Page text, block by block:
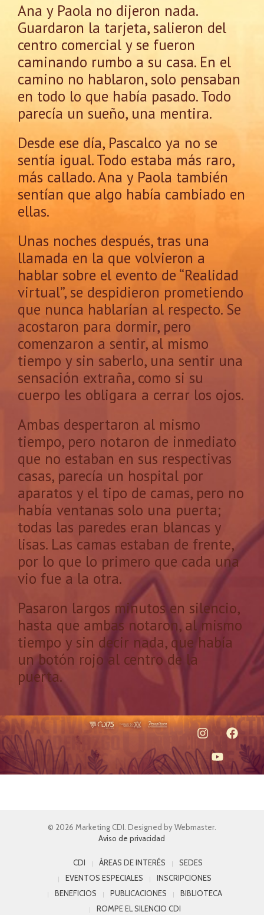
Ana y Paola no dijeron nada.
Guardaron la tarjeta, salieron del
centro comercial y se fueron
caminando rumbo a su casa. En el
camino no hablaron, solo pensaban
en todo lo que había pasado. Todo
parecía un sueño, una mentira.
Desde ese día, Pascalco ya no se
sentía igual. Todo estaba más raro,
más callado. Ana y Paola también
sentían que algo había cambiado en
ellas.
Unas noches después, tras una
llamada en la que volvieron a
hablar sobre el evento de “Realidad
virtual”, se despidieron prometiendo
que nunca hablarían al respecto. Se
acostaron para dormir, pero
comenzaron a sentir, al mismo
tiempo y sin saberlo, una sentir una
sensación extraña, como si su
cuerpo les obligara a cerrar los ojos.
Ambas despertaron al mismo
tiempo, pero notaron de inmediato
que no estaban en sus respectivas
casas, parecía un hospital por
aparatos y el tipo de camas, pero no
había ventanas solo una puerta;
todas las paredes eran blancas y
lisas. Las camas estaban de frente,
por lo que lo primero que cada una
vio fue a la otra.
Pasaron largos minutos en silencio,
hasta que ambas notaron, al mismo
tiempo y sin decir nada, que había
un botón rojo al centro de la
puerta.
© 2026 Marketing CDI. Designed by Webmaster.
Aviso de privacidad
CDI ÁREAS DE INTERÉS
SEDES
EVENTOS ESPECIALES
INSCRIPCIONES
BENEFICIOS
PUBLICACIONES
BIBLIOTECA
ROMPE EL SILENCIO CDI